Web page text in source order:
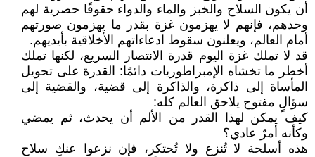
أن يكون السلاح والخبز والماء والدواء حقوقًا حصرية لهم
وحدهم، فإنهم لا يهزمون غزة بقدر ما يهزمون صورتهم
أمام العالم، ويعلنون سقوط ادعاءاتهم الأخلاقية بأيديهم.
قد لا تملك غزة اليوم قدرة الانتصار السريع، لكنها تملك
أخطر ما تخشاه الإمبراطوريات دائمًا: القدرة على تحويل
المأساة إلى ذاكرة، والذاكرة إلى قضية، والقضية إلى
سؤالٍ مفتوح يلاحق العالم كله:
كيف يمكن لهذا القدر من الألم أن يحدث، ثم يمضي
وكأنه أمرٌ عادي؟
هذه أسلحة لا تُنزع ولا تُحتكر، فإن نزعوا عنكِ سلاح